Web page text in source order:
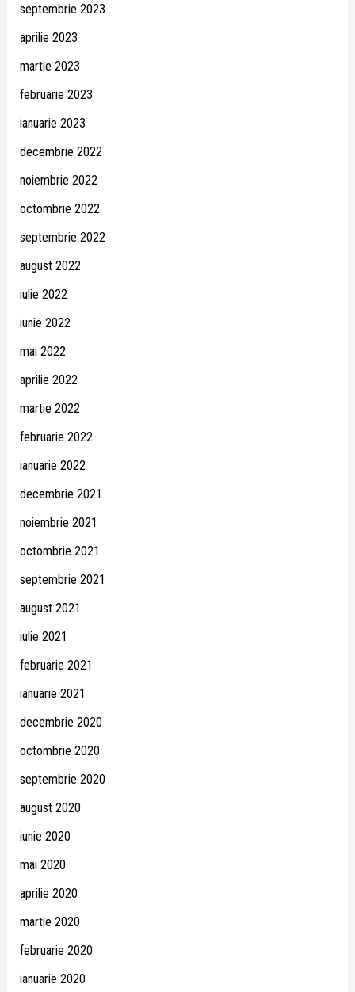
septembrie 2023
aprilie 2023
martie 2023
februarie 2023
ianuarie 2023
decembrie 2022
noiembrie 2022
octombrie 2022
septembrie 2022
august 2022
iulie 2022
iunie 2022
mai 2022
aprilie 2022
martie 2022
februarie 2022
ianuarie 2022
decembrie 2021
noiembrie 2021
octombrie 2021
septembrie 2021
august 2021
iulie 2021
februarie 2021
ianuarie 2021
decembrie 2020
octombrie 2020
septembrie 2020
august 2020
iunie 2020
mai 2020
aprilie 2020
martie 2020
februarie 2020
ianuarie 2020